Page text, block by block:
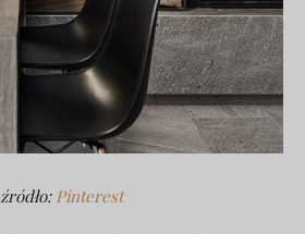
źródło: Pinterest